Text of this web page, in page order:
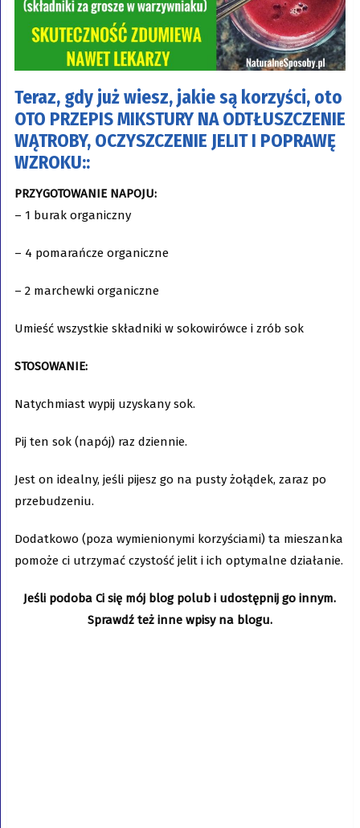
Teraz, gdy już wiesz, jakie są korzyści, oto
OTO PRZEPIS MIKSTURY NA ODTŁUSZCZENIE
WĄTROBY, OCZYSZCZENIE JELIT I POPRAWĘ
WZROKU::
PRZYGOTOWANIE NAPOJU:
– 1 burak organiczny
– 4 pomarańcze organiczne
– 2 marchewki organiczne
Umieść wszystkie składniki w sokowirówce i zrób sok
STOSOWANIE:
Natychmiast wypij uzyskany sok.
Pij ten sok (napój) raz dziennie.
Jest on idealny, jeśli pijesz go na pusty żołądek, zaraz po
przebudzeniu.
Dodatkowo (poza wymienionymi korzyściami) ta mieszanka
pomoże ci utrzymać czystość jelit i ich optymalne działanie.
Jeśli podoba Ci się mój blog polub i udostępnij go innym.
Sprawdź też inne wpisy na blogu.